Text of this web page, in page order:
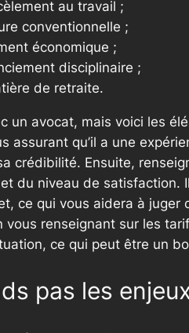
au travail ;
conventionnelle ;
économique ;
disciplinaire ;
de retraite.
avocat, mais voici les
assurant qu’il a une
crédibilité. Ensuite,
du niveau de
ce qui vous aidera à juger
renseignant sur les
ce qui peut être un
pas les